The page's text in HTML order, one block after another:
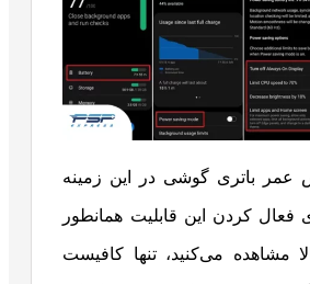
عمر باتری گوشی در این زمینه
کردن این قابلیت همانطور
مشاهده می‌کنید، تنها کافیست